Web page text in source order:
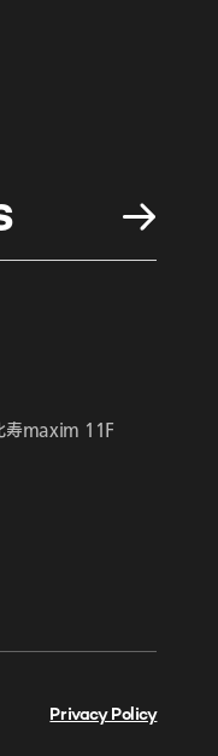
寿maxim 11F
Privacy Policy